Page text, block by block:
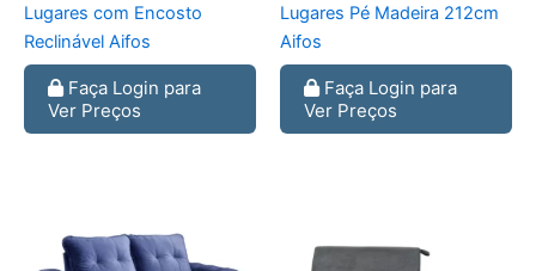
Lugares com Encosto
Reclinável Aifos
Faça Login para
Ver Preços
Lugares Pé Madeira 212cm
Aifos
Faça Login para
Ver Preços